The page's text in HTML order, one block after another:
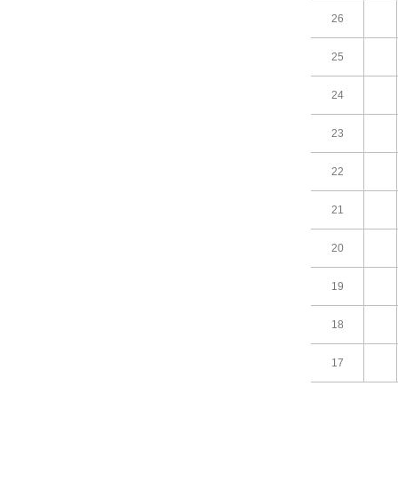
26
25
24
23
22
21
20
19
18
17